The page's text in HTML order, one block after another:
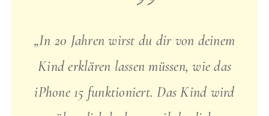
„In 20 Jahren wirst du dir von deinem
Kind erklären lassen müssen, wie das
iPhone 15 funktioniert. Das Kind wird